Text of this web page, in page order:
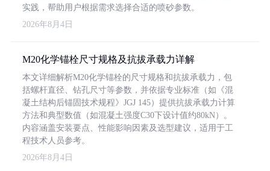
实践，帮助用户根据需求选择合适的喷砂参数。
2026年8月4日
M20化学锚栓尺寸规格及抗拔承载力详解
本文详细解析M20化学锚栓的尺寸规格和抗拔承载力，包
括螺杆直径、钻孔尺寸等参数，并依据专业标准（如《混
凝土结构后锚固技术规程》JGJ 145）提供抗拔承载力计算
方法和典型数值（如混凝土强度C30下设计值约80kN）。
内容涵盖安装要点、性能影响因素及选型建议，适用于工
程技术人员参考。
2026年8月4日